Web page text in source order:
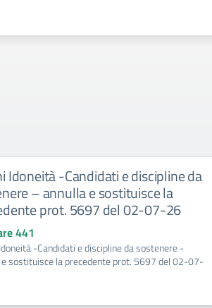
Idoneità -Candidati e discipline da
– annulla e sostituisce la
prot. 5697 del 02-07-26
441
-Candidati e discipline da sostenere -
e sostituisce la precedente prot. 5697 del 02-07-